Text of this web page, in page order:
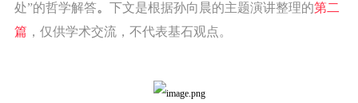
处”的哲学解答。 下文是根据孙向晨的主题演讲整理的第二
篇 ，仅供学术交流，不代表基石观点。